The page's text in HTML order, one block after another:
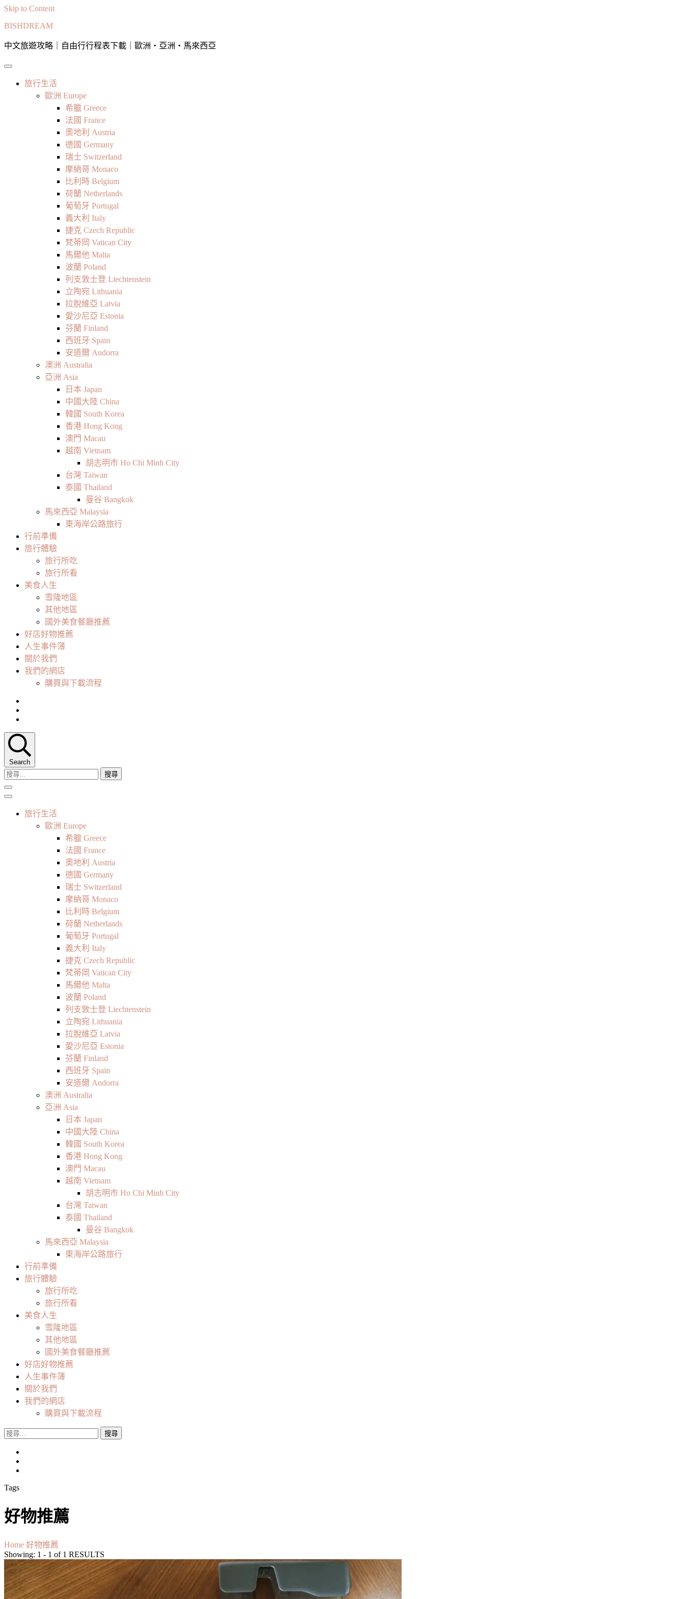
Skip to Content
BISHDREAM
中文旅遊攻略｜自由行行程表下載｜歐洲・亞洲・馬來西亞
旅行生活
歐洲 Europe
希臘 Greece
法國 France
奧地利 Austria
德國 Germany
瑞士 Switzerland
摩納哥 Monaco
比利時 Belgium
荷蘭 Netherlands
葡萄牙 Portugal
義大利 Italy
捷克 Czech Republic
梵蒂岡 Vatican City
馬爾他 Malta
波蘭 Poland
列支敦士登 Liechtenstein
立陶宛 Lithuania
拉脫維亞 Latvia
愛沙尼亞 Estonia
芬蘭 Finland
西班牙 Spain
安道爾 Andorra
澳洲 Australia
亞洲 Asia
日本 Japan
中國大陸 China
韓國 South Korea
香港 Hong Kong
澳門 Macau
越南 Vietnam
胡志明市 Ho Chi Minh City
台灣 Taiwan
泰國 Thailand
曼谷 Bangkok
馬來西亞 Malaysia
東海岸公路旅行
行前準備
旅行體驗
旅行所吃
旅行所看
美食人生
雪隆地區
其他地區
國外美食餐廳推薦
好店好物推薦
人生事件簿
關於我們
我們的網店
購買與下載流程
Search
搜
尋
關
旅行生活
歐洲 Europe
希臘 Greece
法國 France
奧地利 Austria
德國 Germany
瑞士 Switzerland
摩納哥 Monaco
比利時 Belgium
荷蘭 Netherlands
葡萄牙 Portugal
義大利 Italy
捷克 Czech Republic
梵蒂岡 Vatican City
馬爾他 Malta
波蘭 Poland
列支敦士登 Liechtenstein
立陶宛 Lithuania
拉脫維亞 Latvia
愛沙尼亞 Estonia
芬蘭 Finland
西班牙 Spain
安道爾 Andorra
澳洲 Australia
亞洲 Asia
日本 Japan
中國大陸 China
韓國 South Korea
香港 Hong Kong
澳門 Macau
越南 Vietnam
胡志明市 Ho Chi Minh City
台灣 Taiwan
泰國 Thailand
曼谷 Bangkok
馬來西亞 Malaysia
東海岸公路旅行
行前準備
旅行體驗
旅行所吃
旅行所看
美食人生
雪隆地區
其他地區
國外美食餐廳推薦
好店好物推薦
人生事件簿
關於我們
我們的網店
購買與下載流程
搜
Tags
好物推薦
Home 好物推薦
Showing: 1 - 1 of 1 RESULTS